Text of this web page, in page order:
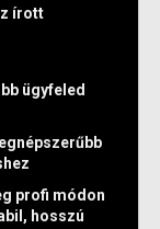
írott
ügyfeled
profi módon
hosszú